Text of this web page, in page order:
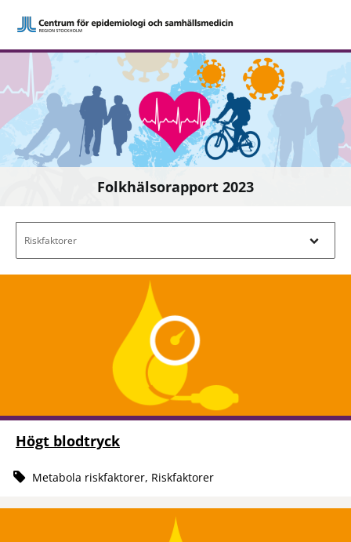
Folkhälsorapport 2023
Riskfaktorer
Högt blodtryck
Metabola riskfaktorer, Riskfaktorer